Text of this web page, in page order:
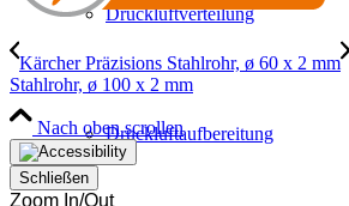
Druckluftverteilung
Druckluftaufbereitung
Kärcher Präzisions Stahlrohr, ø 60 x 2 mm
Stahlrohr, ø 100 x 2 mm
Nach oben scrollen
Schließen
Zoom In/Out